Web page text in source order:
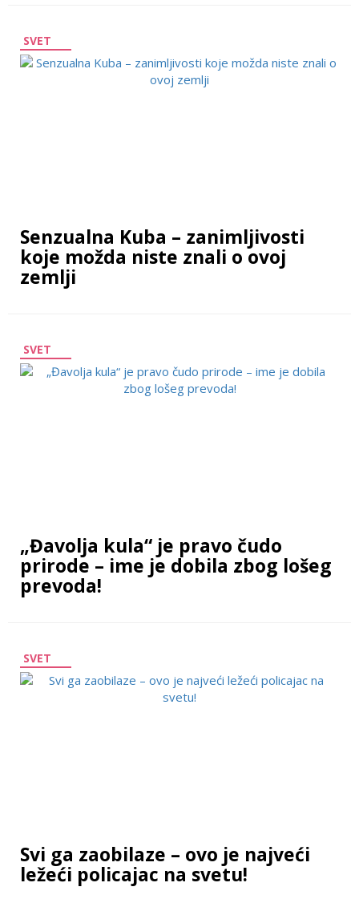
SVET
Senzualna Kuba – zanimljivosti
koje možda niste znali o ovoj
zemlji
SVET
„Đavolja kula“ je pravo čudo
prirode – ime je dobila zbog lošeg
prevoda!
SVET
Svi ga zaobilaze – ovo je najveći
ležeći policajac na svetu!